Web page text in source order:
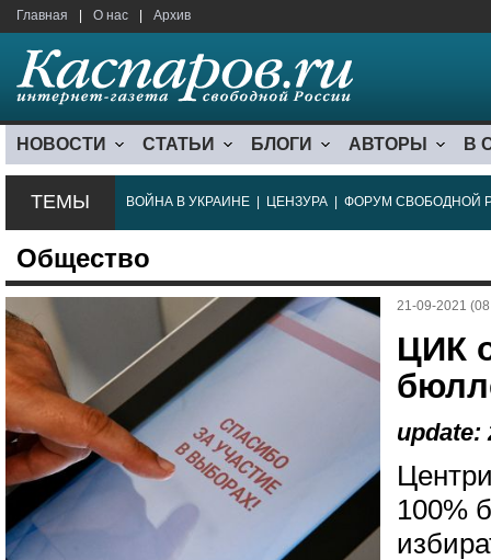
Главная О нас Архив
НОВОСТИ СТАТЬИ БЛОГИ АВТОРЫ В
ТЕМЫ ВОЙНА В УКРАИНЕ ЦЕНЗУРА ФОРУМ СВОБОДНОЙ
Общество
21-09-2021
ЦИК
update:
100%